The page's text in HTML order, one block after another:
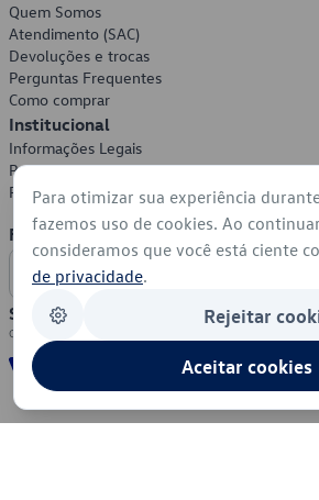
Quem Somos
Atendimento (SAC)
Devoluções e trocas
Perguntas Frequentes
Como comprar
Institucional
Informações Legais
Política de Privacidade
Política de Cookies
Formas de Pagamento
Segurança
Para otimizar sua experiência
fazemos uso de cookies. Ao
consideramos que você está ciente
de privacidade.
Rejeitar
Aceitar cookies